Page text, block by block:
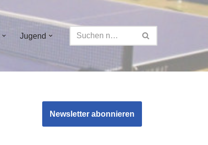
Jugend
Newsletter abonnieren